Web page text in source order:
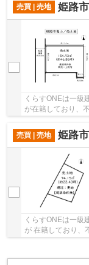
売買 | 売地
姫路
くらすONEは一級
が在籍しており、
ているお店です♪
売買 | 売地
姫路
くらすONEは一級
が 在籍しており、
いるお店です♪ 姫